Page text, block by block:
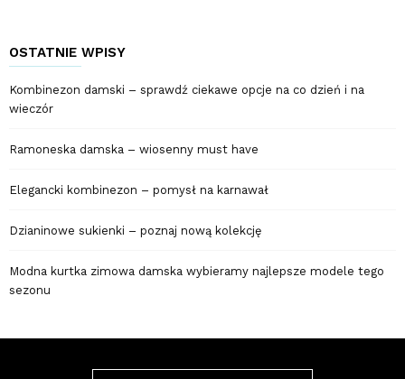
OSTATNIE WPISY
Kombinezon damski – sprawdź ciekawe opcje na co dzień i na
wieczór
Ramoneska damska – wiosenny must have
Elegancki kombinezon – pomysł na karnawał
Dzianinowe sukienki – poznaj nową kolekcję
Modna kurtka zimowa damska wybieramy najlepsze modele tego
sezonu